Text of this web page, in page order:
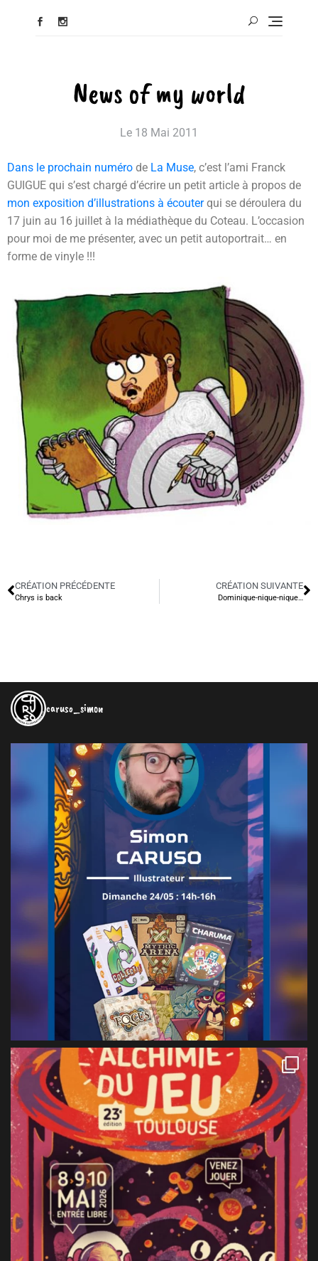
News of my world
Le 18 Mai 2011
Dans le prochain numéro de La Muse, c’est l’ami Franck
GUIGUE qui s’est chargé d’écrire un petit article à propos de
mon exposition d’illustrations à écouterqui se déroulera du
17 juin au 16 juillet à la médiathèque du Coteau. L’occasion
pour moi de me présenter, avec un petit autoportrait… en
forme de vinyle !!!
CRÉATION PRÉCÉDENTE
Chrys is back
CRÉATION SUIVANTE
Dominique-nique-nique…
caruso_simon